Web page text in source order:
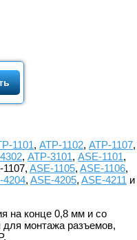
1101, АТР-1102, АТР-1107,
, АТР-3101, ASE-1101,
1107, ASE-1105, ASE-1106,
4204, ASE-4205, ASE-4211 и
на конце 0,8 мм и со
для монтажа разъемов,